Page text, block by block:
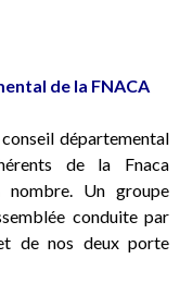
de la FNACA
départemental
de la Fnaca
nombre. Un groupe
conduite par
de nos deux porte